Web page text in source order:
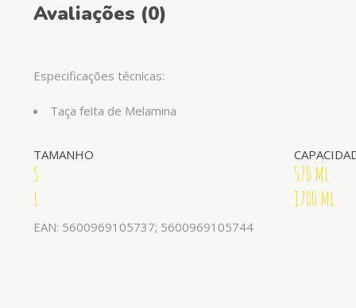
Avaliações (0)
Especificações técnicas:
Taça feita de Melamina
TAMANHO
S
570 ML
L
1700 ML
EAN: 5600969105737; 5600969105744